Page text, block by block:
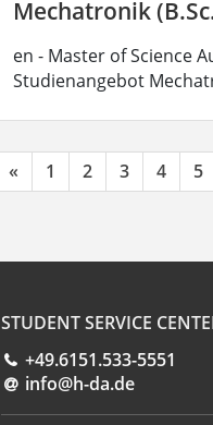
Mechatronik
en - Master of Science
Studienangebot
« 1 2 3 4 5
STUDENT SERVICE
+49.6151.533-5551
info@h-da.de